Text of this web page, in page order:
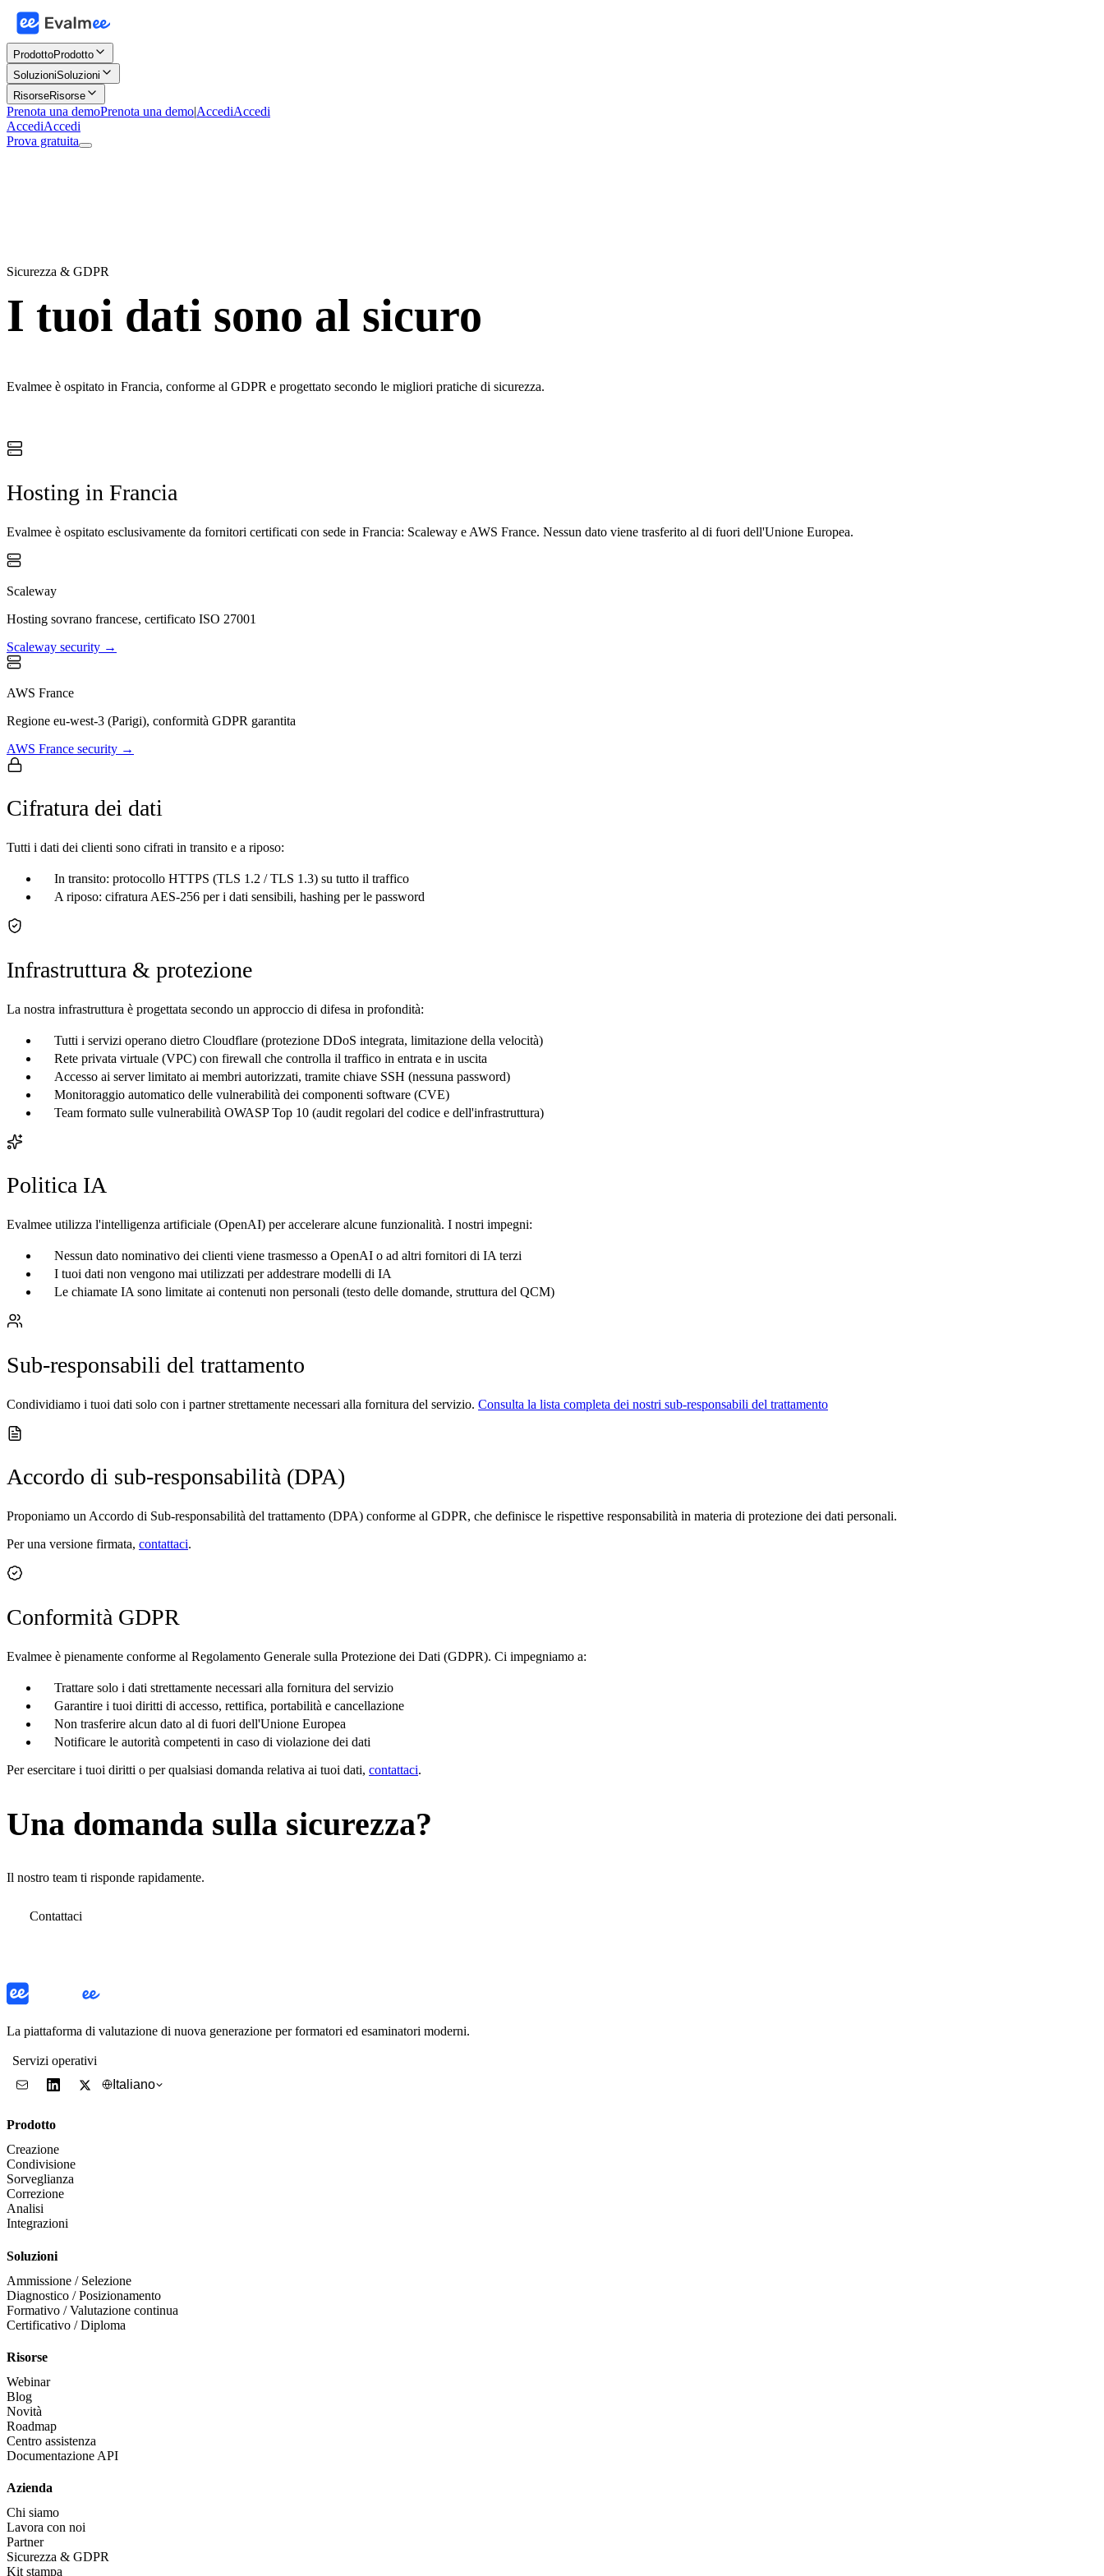
ProdottoProdotto
SoluzioniSoluzioni
RisorseRisorse
Prenota una demoPrenota una demo|AccediAccedi
AccediAccedi
Prova gratuita
Sicurezza & GDPR
I tuoi dati sono al sicuro
Evalmee è ospitato in Francia, conforme al GDPR e progettato secondo le migliori pratiche di sicurezza.
Hosting in Francia
Evalmee è ospitato esclusivamente da fornitori certificati con sede in Francia: Scaleway e AWS France. Nessun dato viene trasferito al di fuori dell'Unione Europea.
Scaleway
Hosting sovrano francese, certificato ISO 27001
Scaleway security →
AWS France
Regione eu-west-3 (Parigi), conformità GDPR garantita
AWS France security →
Cifratura dei dati
Tutti i dati dei clienti sono cifrati in transito e a riposo:
In transito: protocollo HTTPS (TLS 1.2 / TLS 1.3) su tutto il traffico
A riposo: cifratura AES-256 per i dati sensibili, hashing per le password
Infrastruttura & protezione
La nostra infrastruttura è progettata secondo un approccio di difesa in profondità:
Tutti i servizi operano dietro Cloudflare (protezione DDoS integrata, limitazione della velocità)
Rete privata virtuale (VPC) con firewall che controlla il traffico in entrata e in uscita
Accesso ai server limitato ai membri autorizzati, tramite chiave SSH (nessuna password)
Monitoraggio automatico delle vulnerabilità dei componenti software (CVE)
Team formato sulle vulnerabilità OWASP Top 10 (audit regolari del codice e dell'infrastruttura)
Politica IA
Evalmee utilizza l'intelligenza artificiale (OpenAI) per accelerare alcune funzionalità. I nostri impegni:
Nessun dato nominativo dei clienti viene trasmesso a OpenAI o ad altri fornitori di IA terzi
I tuoi dati non vengono mai utilizzati per addestrare modelli di IA
Le chiamate IA sono limitate ai contenuti non personali (testo delle domande, struttura del QCM)
Sub-responsabili del trattamento
Condividiamo i tuoi dati solo con i partner strettamente necessari alla fornitura del servizio. Consulta la lista completa dei nostri sub-responsabili del trattamento
Accordo di sub-responsabilità (DPA)
Proponiamo un Accordo di Sub-responsabilità del trattamento (DPA) conforme al GDPR, che definisce le rispettive responsabilità in materia di protezione dei dati personali.
Per una versione firmata, contattaci.
Conformità GDPR
Evalmee è pienamente conforme al Regolamento Generale sulla Protezione dei Dati (GDPR). Ci impegniamo a:
Trattare solo i dati strettamente necessari alla fornitura del servizio
Garantire i tuoi diritti di accesso, rettifica, portabilità e cancellazione
Non trasferire alcun dato al di fuori dell'Unione Europea
Notificare le autorità competenti in caso di violazione dei dati
Per esercitare i tuoi diritti o per qualsiasi domanda relativa ai tuoi dati, contattaci.
Una domanda sulla sicurezza?
Il nostro team ti risponde rapidamente.
Contattaci
La piattaforma di valutazione di nuova generazione per formatori ed esaminatori moderni.
Servizi operativi
Italiano
Prodotto
Creazione
Condivisione
Sorveglianza
Correzione
Analisi
Integrazioni
Soluzioni
Ammissione / Selezione
Diagnostico / Posizionamento
Formativo / Valutazione continua
Certificativo / Diploma
Risorse
Webinar
Blog
Novità
Roadmap
Centro assistenza
Documentazione API
Azienda
Chi siamo
Lavora con noi
Partner
Sicurezza & GDPR
Kit stampa